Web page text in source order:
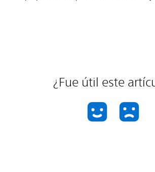
¿Fue útil este